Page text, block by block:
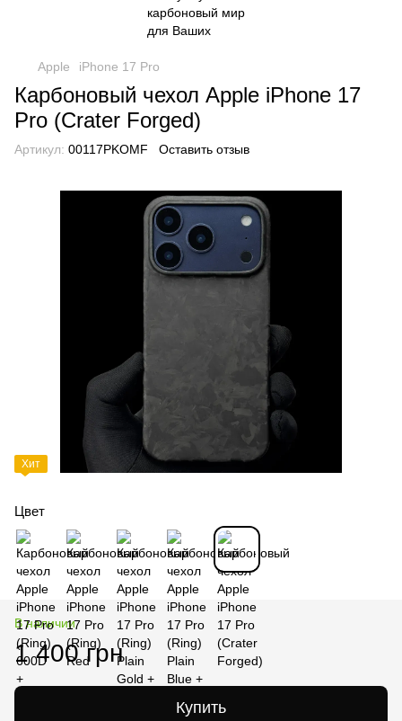
Apple iPhone 17 Pro
Карбоновый чехол Apple iPhone 17
Pro (Crater Forged)
Артикул: 00117PKOMF Оставить отзыв
Хит
Цвет
В наличии
1 400 грн
Купить